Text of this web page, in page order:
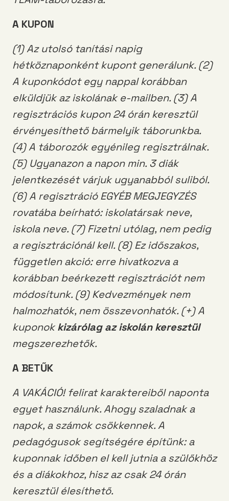
A KUPON
(1) Az utolsó tanítási napig
hétköznaponként kupont generálunk. (2)
A kuponkódot egy nappal korábban
elküldjük az iskolának e-mailben. (3) A
regisztrációs kupon 24 órán keresztül
érvényesíthető bármelyik táborunkba.
(4) A táborozók egyénileg regisztrálnak.
(5) Ugyanazon a napon min. 3 diák
jelentkezését várjuk ugyanabból suliból.
(6) A regisztráció EGYÉB MEGJEGYZÉS
rovatába beírható: iskolatársak neve,
iskola neve. (7) Fizetni utólag, nem pedig
a regisztrációnál kell. (8) Ez időszakos,
független akció: erre hivatkozva a
korábban beérkezett regisztrációt nem
módosítunk. (9) Kedvezmények nem
halmozhatók, nem összevonhatók. (+) A
kuponokkizárólag az iskolán keresztül
megszerezhetők.
A BETŰK
A VAKÁCIÓ! felirat karaktereiből naponta
egyet használunk. Ahogy szaladnak a
napok, a számok csökkennek. A
pedagógusok segítségére építünk: a
kuponnak időben el kell jutnia a szülőkhöz
és a diákokhoz, hisz az csak 24 órán
keresztül élesíthető.